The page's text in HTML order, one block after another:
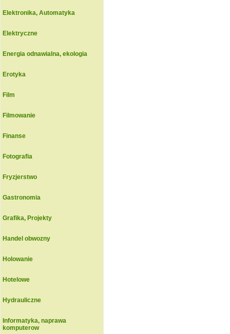
Elektronika, Automatyka
Elektryczne
Energia odnawialna, ekologia
Erotyka
Film
Filmowanie
Finanse
Fotografia
Fryzjerstwo
Gastronomia
Grafika, Projekty
Handel obwozny
Holowanie
Hotelowe
Hydrauliczne
Informatyka, naprawa
komputerow